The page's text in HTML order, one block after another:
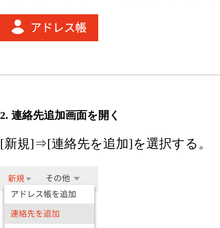
2. 連絡先追加画面を開く
[新規]⇒[連絡先を追加]を選択する。